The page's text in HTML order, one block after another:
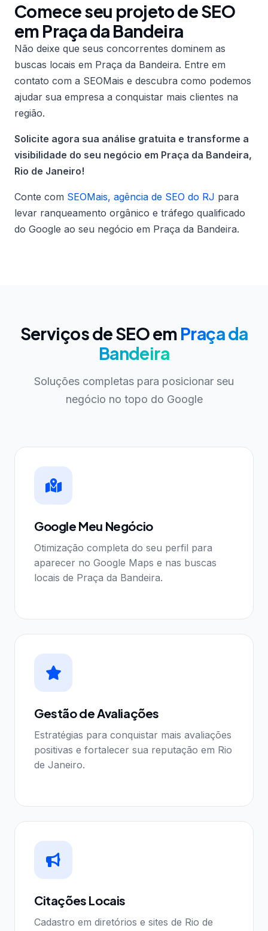
Comece seu projeto de SEO
em Praça da Bandeira
Não deixe que seus concorrentes dominem as
buscas locais em Praça da Bandeira. Entre em
contato com a SEOMais e descubra como podemos
ajudar sua empresa a conquistar mais clientes na
região.
Solicite agora sua análise gratuita e transforme a
visibilidade do seu negócio em Praça da Bandeira,
Rio de Janeiro!
Conte com SEOMais, agência de SEO do RJ para
levar ranqueamento orgânico e tráfego qualificado
do Google ao seu negócio em Praça da Bandeira.
Serviços de SEO em Praça da
Bandeira
Soluções completas para posicionar seu
negócio no topo do Google
Google Meu Negócio
Otimização completa do seu perfil para
aparecer no Google Maps e nas buscas
locais de Praça da Bandeira.
Gestão de Avaliações
Estratégias para conquistar mais avaliações
positivas e fortalecer sua reputação em Rio
de Janeiro.
Citações Locais
Cadastro em diretórios e sites de Rio de